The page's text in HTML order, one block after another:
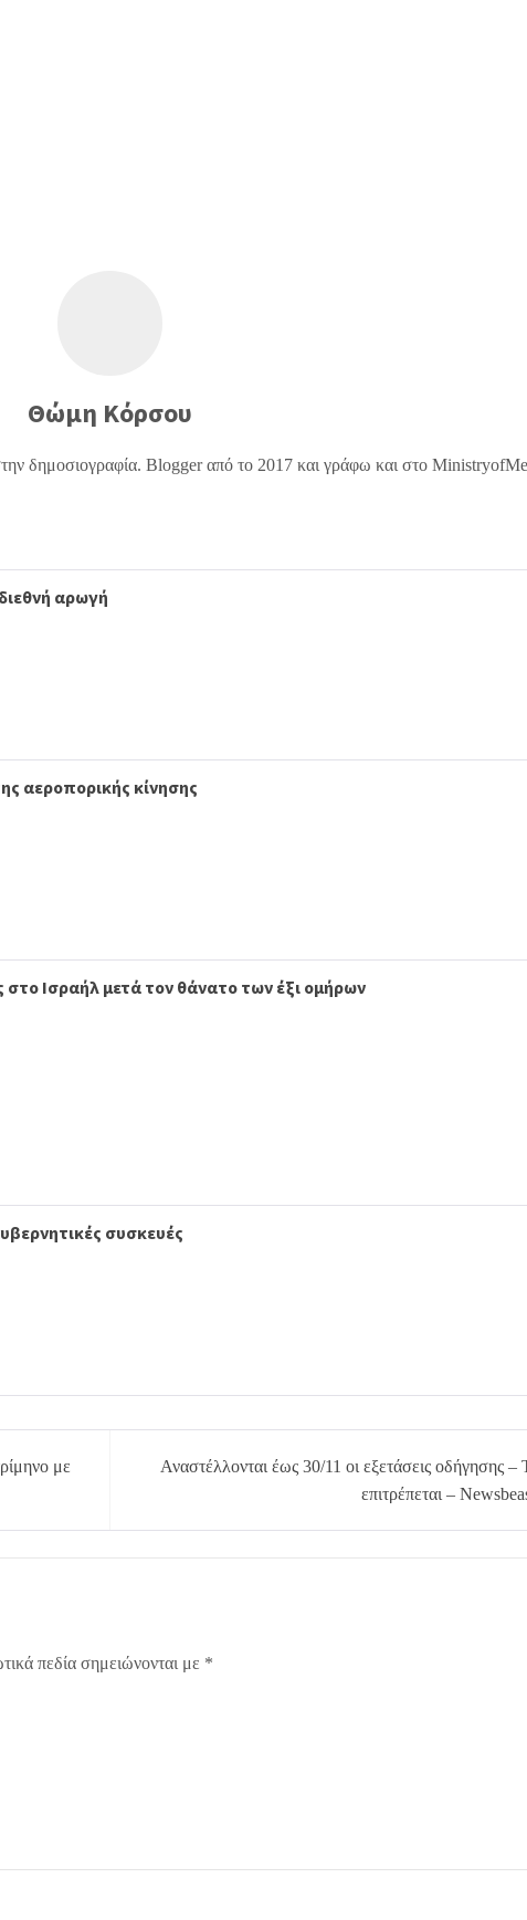
Θώμη Κόρσου
δημοσιογραφία. Blogger από το 2017 και γράφω και στο
αρωγή
αεροπορικής κίνησης
Ισραήλ μετά τον θάνατο των έξι ομήρων
συσκευές
με
Αναστέλλονται έως 30/11 οι εξετάσεις οδήγησης –
επιτρέπεται –
πεδία σημειώνονται με *